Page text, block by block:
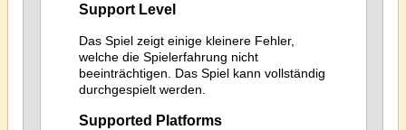
Support Level
Das Spiel zeigt einige kleinere Fehler,
welche die Spielerfahrung nicht
beeinträchtigen. Das Spiel kann vollständig
durchgespielt werden.
Supported Platforms